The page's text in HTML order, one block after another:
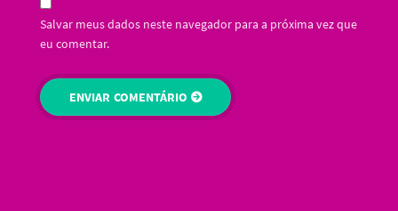
Salvar meus dados neste navegador para a próxima vez que
eu comentar.